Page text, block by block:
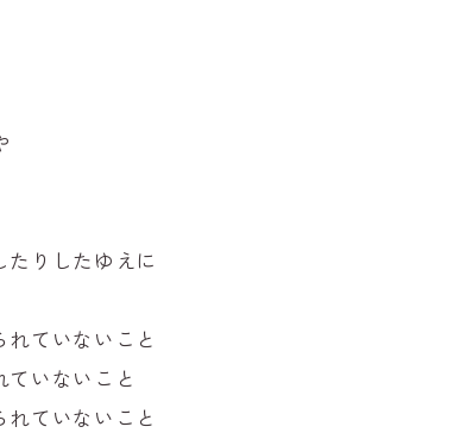
りしたゆえに
ていないこと
ていないこと
れていないこと